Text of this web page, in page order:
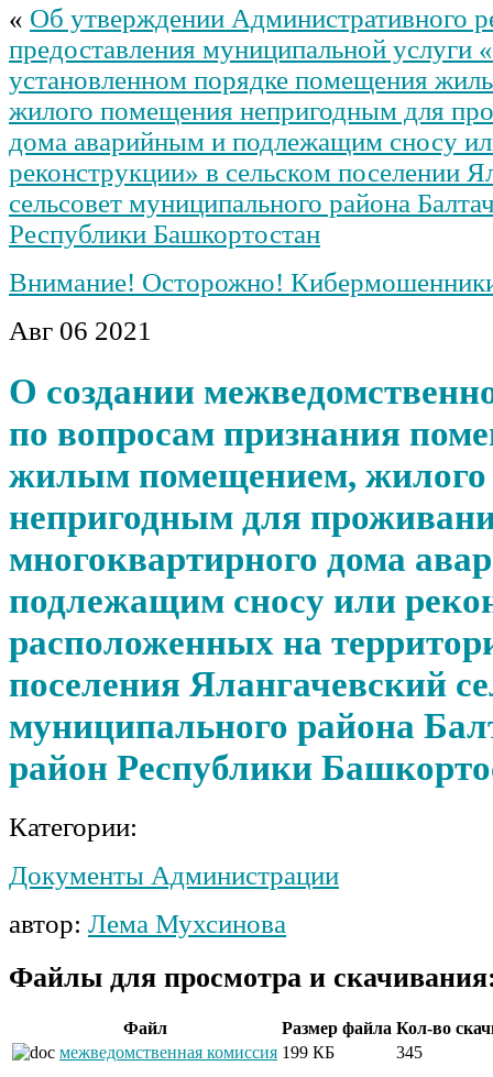
Ялангачевский сельсовет
муниципального района
Балтачевский район Республики
Башкортостан, и
муниципальными служащими
администрации сельского
поселения Ялангачевский
сельсовет муниципального
района Балтачевский район
Республики Башкортостан
сведений о доходах, об
имуществе и обязательствах
имущественного характера
должностей муниципальной
сельского поселения
Балтачевский район Республики
Башкортостан, при назначении
на которые граждане и при
замещении которых
обязаны представлять
(работодателю) сведения о своих
обязательствах имущественного
характера, а также сведения о
доходах, об имуществе и
обязательствах имущественного
характера своих супруги
детей
« Об утверждении Административного
предоставления муниципальной услуги
установленном порядке помещения
жилого помещения непригодным для
дома аварийным и подлежащим сносу
реконструкции» в сельском поселении
сельсовет муниципального района
Республики Башкортостан
Внимание! Осторожно!
Авг 06 2021
О создании
по вопросам признания
жилым помещением,
непригодным для
многоквартирного дома
подлежащим сносу или
расположенных на
поселения Ялангачевский
муниципального района
район Республики
Категории:
Документы Администрации
автор: Лема Мухсинова
Файлы для просмотра и
Файл Размер файла Кол-во
межведомственная комиссия 199 КБ 345